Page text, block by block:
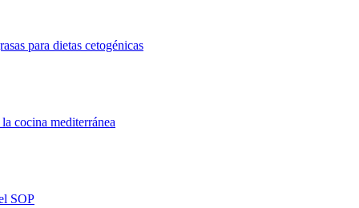
para dietas cetogénicas
cocina mediterránea
SOP